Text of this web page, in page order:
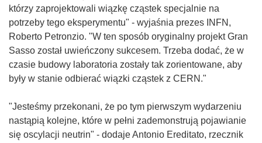
którzy zaprojektowali wiązkę cząstek specjalnie na
potrzeby tego eksperymentu" - wyjaśnia prezes INFN,
Roberto Petronzio. "W ten sposób oryginalny projekt Gran
Sasso został uwieńczony sukcesem. Trzeba dodać, że w
czasie budowy laboratoria zostały tak zorientowane, aby
były w stanie odbierać wiązki cząstek z CERN."
"Jesteśmy przekonani, że po tym pierwszym wydarzeniu
nastąpią kolejne, które w pełni zademonstrują pojawianie
się oscylacji neutrin" - dodaje Antonio Ereditato, rzecznik